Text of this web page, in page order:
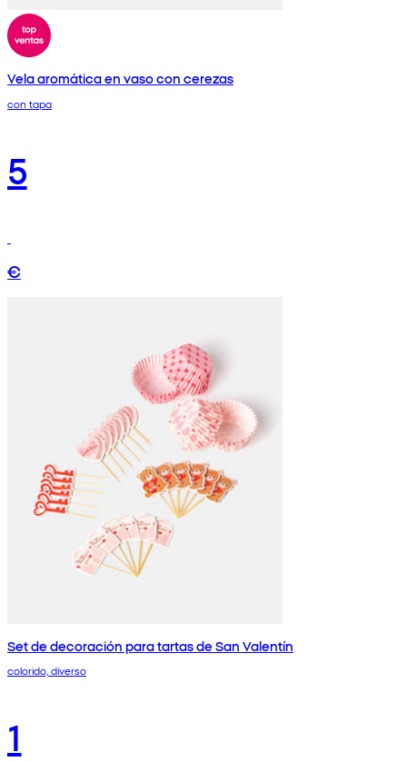
Vela aromática en vaso con cerezas
con tapa
5
€
Set de decoración para tartas de San Valentín
colorido, diverso
1